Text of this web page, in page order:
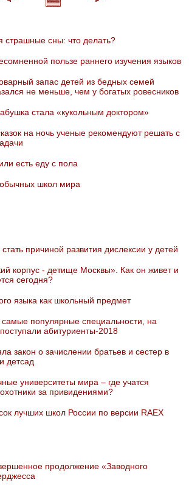
страшные сны: что делать?
пользе раннего изучения языков
запас детей из бедных семей
не меньше, чем у богатых ровесников
стала «кукольным доктором»
на ночь ученые рекомендуют решать с
есть еду с пола
школ мира
причиной развития дислексии у детей
корпус - детище Москвы». Как он живет и
сегодня?
языка как школьный предмет
популярные специальности, на
абитуриенты-2018
закон о зачислении братьев и сестер в
детсад
университеты мира – где учатся
за привидениями?
лучших школ России по версии RAEX
продолжение «Заводного